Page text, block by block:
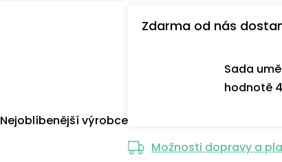
Zdarma od nás
Sada
hodnotě
Možnosti dopravy a
Nejoblíbenější výrobce